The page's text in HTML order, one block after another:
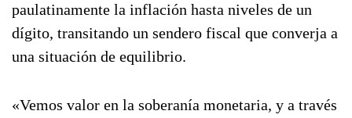
paulatinamente la inflación hasta niveles de un
dígito, transitando un sendero fiscal que converja a
una situación de equilibrio.
«Vemos valor en la soberanía monetaria, y a través